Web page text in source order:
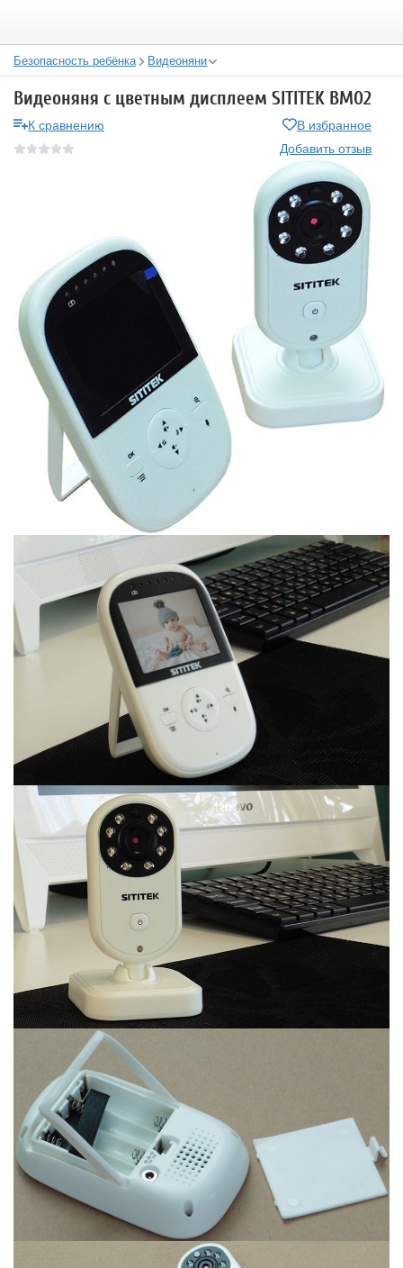
Безопасность ребёнка Видеоняни
Видеоняня с цветным дисплеем SITITEK BM02
К сравнению
В избранное
Добавить отзыв